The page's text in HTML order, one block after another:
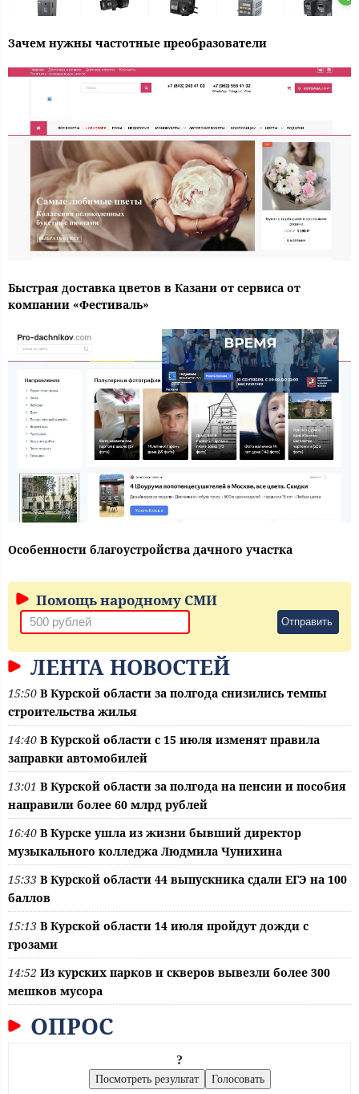
Зачем нужны частотные преобразователи
Быстрая доставка цветов в Казани от сервиса от
компании «Фестиваль»
Особенности благоустройства дачного участка
Помощь народному СМИ
Отправить
ЛЕНТА НОВОСТЕЙ
15:50 В Курской области за полгода снизились темпы
строительства жилья
14:40 В Курской области с 15 июля изменят правила
заправки автомобилей
13:01 В Курской области за полгода на пенсии и пособия
направили более 60 млрд рублей
16:40 В Курске ушла из жизни бывший директор
музыкального колледжа Людмила Чунихина
15:33 В Курской области 44 выпускника сдали ЕГЭ на 100
баллов
15:13 В Курской области 14 июля пройдут дожди с
грозами
14:52 Из курских парков и скверов вывезли более 300
мешков мусора
ОПРОС
?